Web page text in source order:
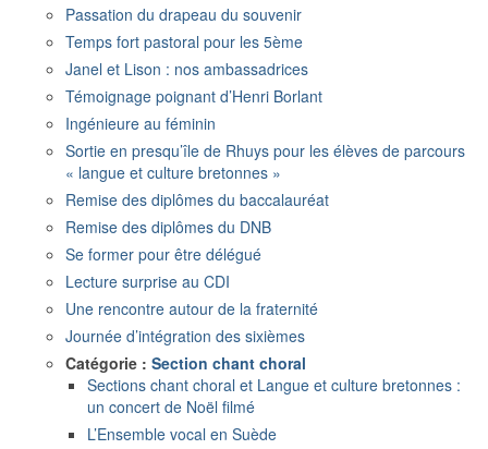
Passation du drapeau du souvenir
Temps fort pastoral pour les 5ème
Janel et Lison : nos ambassadrices
Témoignage poignant d’Henri Borlant
Ingénieure au féminin
Sortie en presqu’île de Rhuys pour les élèves de parcours
« langue et culture bretonnes »
Remise des diplômes du baccalauréat
Remise des diplômes du DNB
Se former pour être délégué
Lecture surprise au CDI
Une rencontre autour de la fraternité
Journée d’intégration des sixièmes
Catégorie : Section chant choral
Sections chant choral et Langue et culture bretonnes :
un concert de Noël filmé
L’Ensemble vocal en Suède